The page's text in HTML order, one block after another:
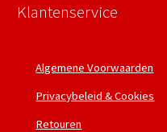
Klantenservice
Algemene Voorwaarden
Privacybeleid & Cookies
Retouren